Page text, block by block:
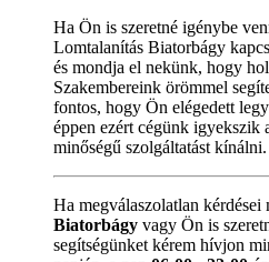
Ha Ön is szeretné igénybe
Lomtalanítás Biatorbágy
és mondja el nekünk, hogy
Szakembereink örömmel
fontos, hogy Ön elégedett
éppen ezért cégünk igyekszik
minőségű szolgáltatást kínálni.
Ha megválaszolatlan kérdései
Biatorbágy vagy Ön is
segítségünket kérem hívjon